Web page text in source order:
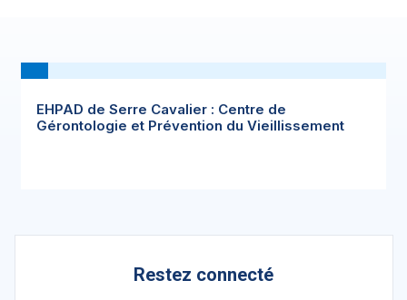
EHPAD de Serre Cavalier : Centre de
Gérontologie et Prévention du Vieillissement
Restez connecté